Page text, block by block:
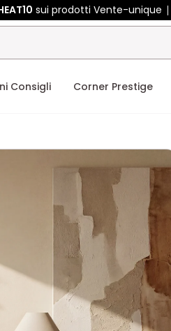
sui prodotti Vente-unique
Consigli Corner Prestige